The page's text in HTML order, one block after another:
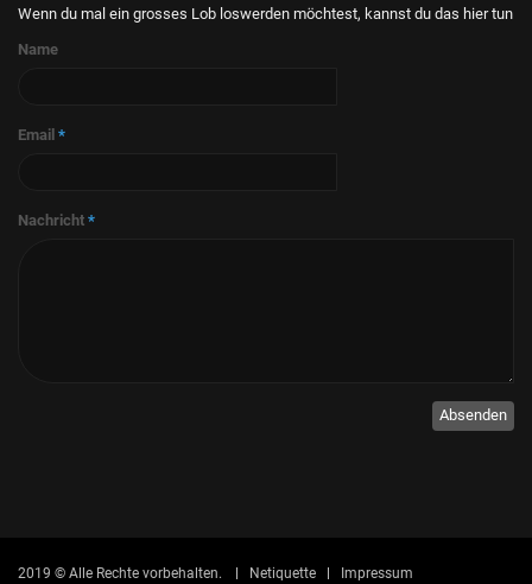
Wenn du mal ein grosses Lob loswerden möchtest, kannst du das hier tun
Name
Email *
Nachricht *
Absenden
2019 © Alle Rechte vorbehalten. Netiquette Impressum